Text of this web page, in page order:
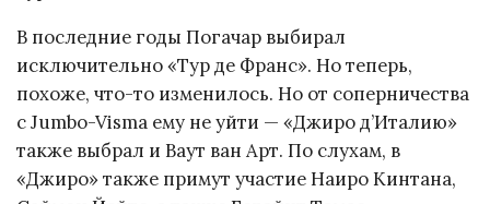
В последние годы Погачар выбирал
исключительно «Тур де Франс». Но теперь,
похоже, что-то изменилось. Но от соперничества
с Jumbo-Visma ему не уйти — «Джиро д’Италию»
также выбрал и Ваут ван Арт. По слухам, в
«Джиро» также примут участие Наиро Кинтана,